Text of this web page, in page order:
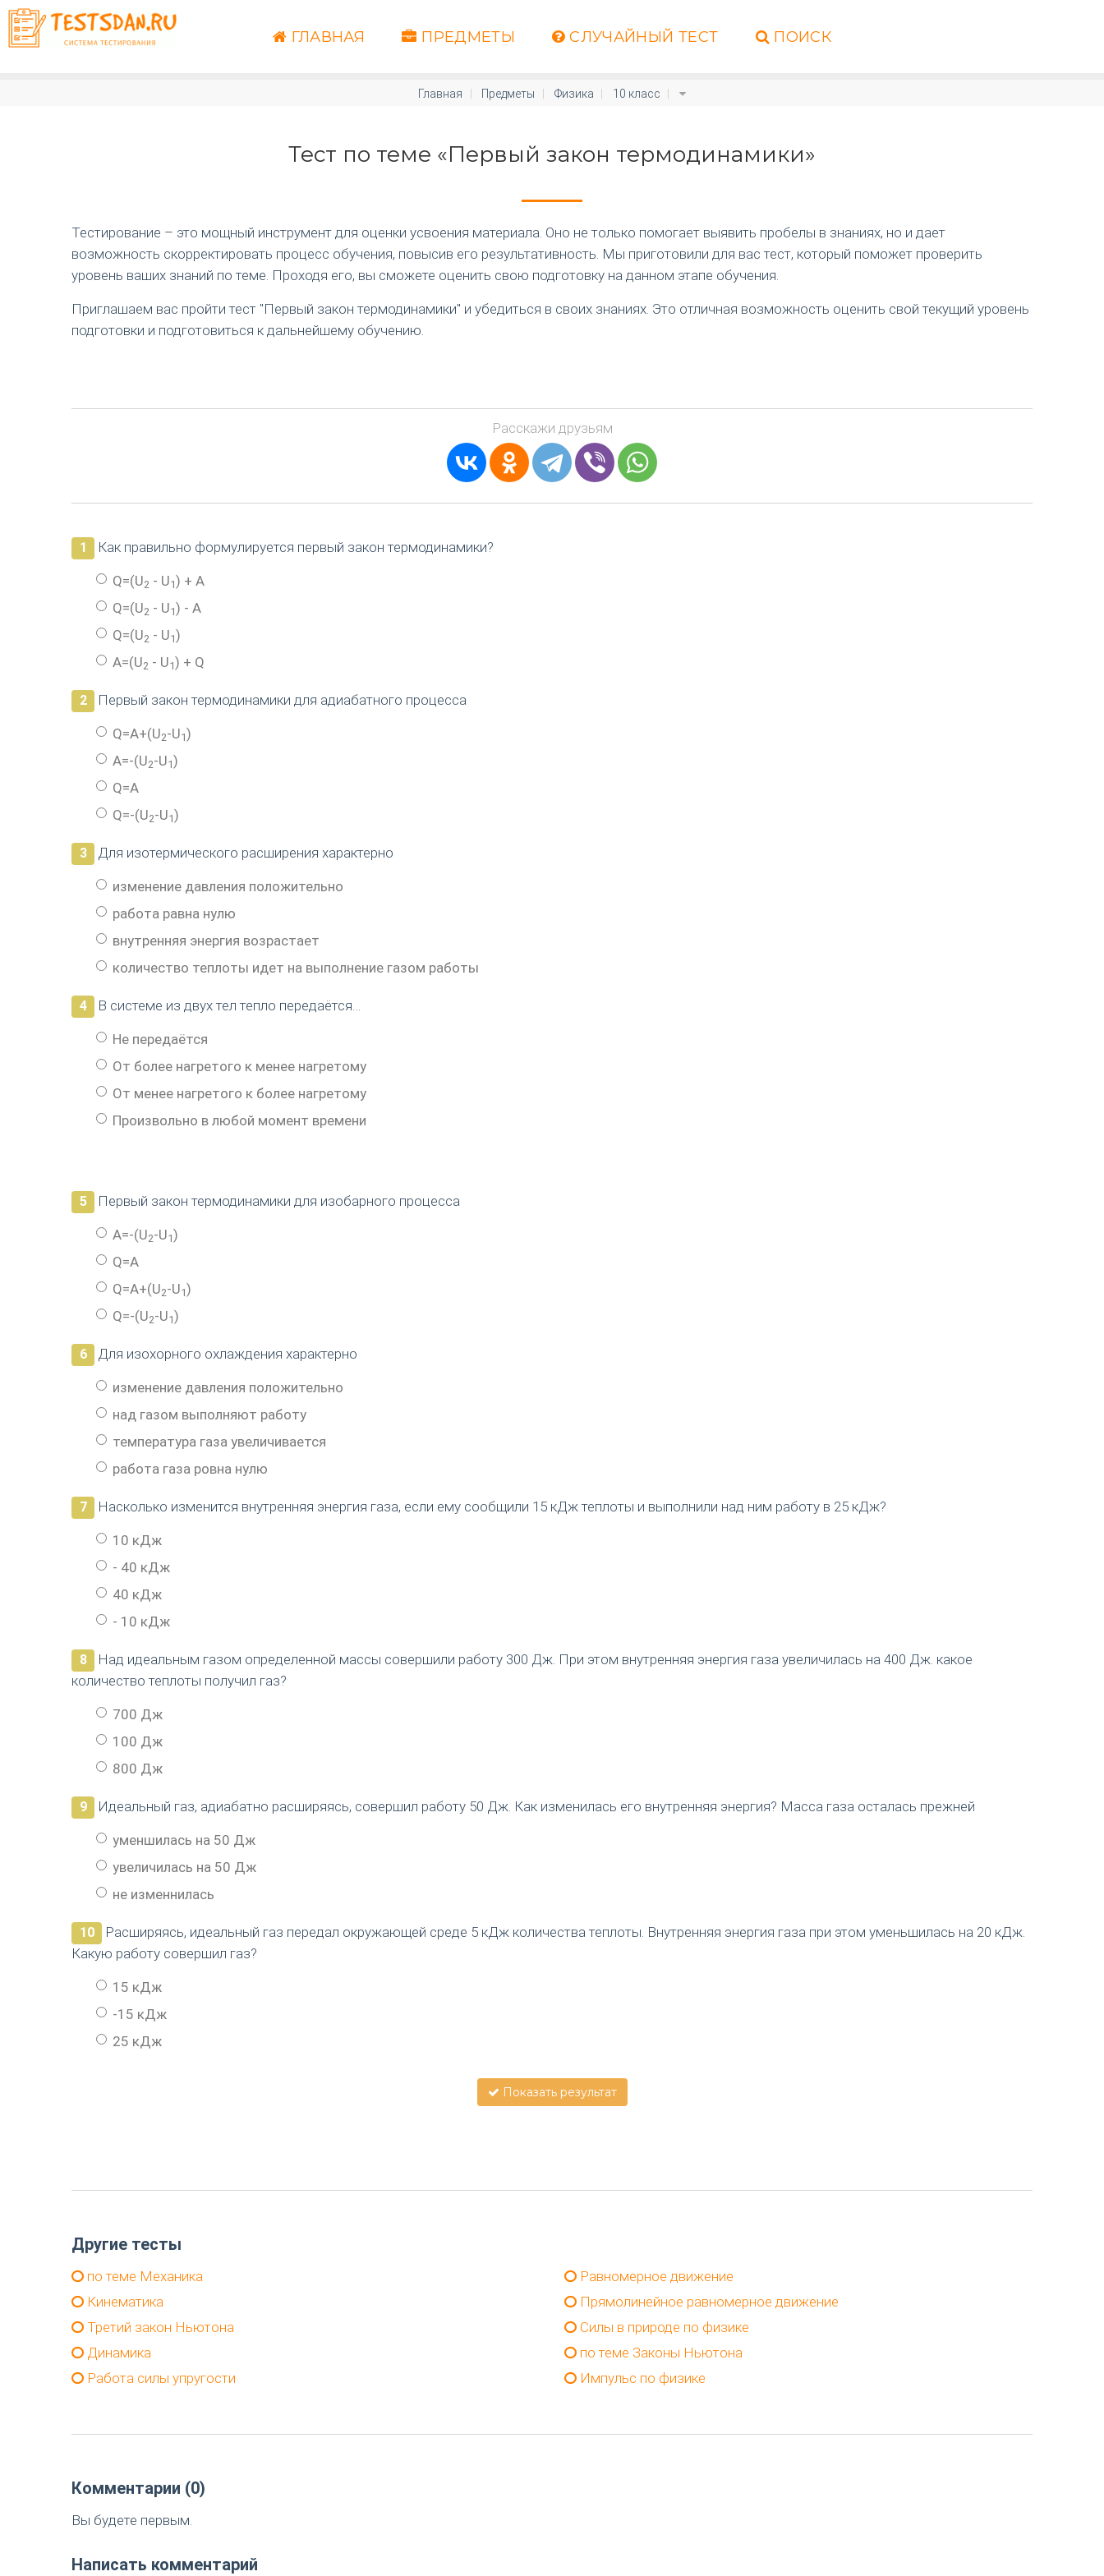
ГЛАВНАЯ ПРЕДМЕТЫ СЛУЧАЙНЫЙ ТЕСТ ПОИСК
Главная Предметы Физика 10 класс
Тест по теме «Первый закон термодинамики»
Тестирование – это мощный инструмент для оценки усвоения материала. Оно не только помогает выявить пробелы в знаниях, но и дает
возможность скорректировать процесс обучения, повысив его результативность. Мы приготовили для вас тест, который поможет проверить
уровень ваших знаний по теме. Проходя его, вы сможете оценить свою подготовку на данном этапе обучения.
Приглашаем вас пройти тест "Первый закон термодинамики" и убедиться в своих знаниях. Это отличная возможность оценить свой текущий уровень
подготовки и подготовиться к дальнейшему обучению.
Расскажи друзьям
1 Как правильно формулируется первый закон термодинамики?
Q=(U2 - U1) + A
Q=(U2 - U1) - A
Q=(U2 - U1)
A=(U2 - U1) + Q
2 Первый закон термодинамики для адиабатного процесса
Q=A+(U2-U1)
A=-(U2-U1)
Q=A
Q=-(U2-U1)
3 Для изотермического расширения характерно
изменение давления положительно
работа равна нулю
внутренняя энергия возрастает
количество теплоты идет на выполнение газом работы
4 В системе из двух тел тепло передаётся…
Не передаётся
От более нагретого к менее нагретому
От менее нагретого к более нагретому
Произвольно в любой момент времени
5 Первый закон термодинамики для изобарного процесса
A=-(U2-U1)
Q=A
Q=A+(U2-U1)
Q=-(U2-U1)
6 Для изохорного охлаждения характерно
изменение давления положительно
над газом выполняют работу
температура газа увеличивается
работа газа ровна нулю
7 Насколько изменится внутренняя энергия газа, если ему сообщили 15 кДж теплоты и выполнили над ним работу в 25 кДж?
10 кДж
- 40 кДж
40 кДж
- 10 кДж
8
Над идеальным газом определенной массы совершили работу 300 Дж. При этом внутренняя энергия газа увеличилась на 400 Дж. какое
количество теплоты получил газ?
700 Дж
100 Дж
800 Дж
9 Идеальный газ, адиабатно расширяясь, совершил работу 50 Дж. Как изменилась его внутренняя энергия? Масса газа осталась прежней
уменшилась на 50 Дж
увеличилась на 50 Дж
не изменнилась
10
Расширяясь, идеальный газ передал окружающей среде 5 кДж количества теплоты. Внутренняя энергия газа при этом уменьшилась на 20 кДж.
Какую работу совершил газ?
15 кДж
-15 кДж
25 кДж
Показать результат
Другие тесты
по теме Механика
Равномерное движение
Кинематика
Прямолинейное равномерное движение
Третий закон Ньютона
Силы в природе по физике
Динамика
по теме Законы Ньютона
Работа силы упругости
Импульс по физике
Комментарии (0)
Вы будете первым.
Написать комментарий